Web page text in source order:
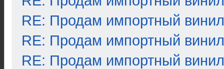
RE: Продам импортный винил
RE: Продам импортный винил
RE: Продам импортный винил